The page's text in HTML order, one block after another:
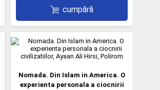
cumpără
Nomada. Din Islam in America. O
experienta personala a ciocnirii